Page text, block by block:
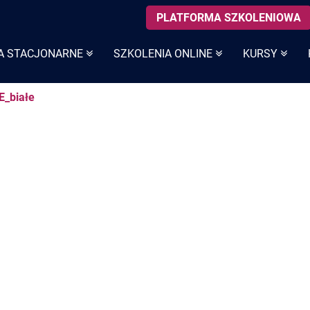
STACJONARNE SZKOLENIA ONLINE KURSY
PLATFORMA SZKOLENIOWA